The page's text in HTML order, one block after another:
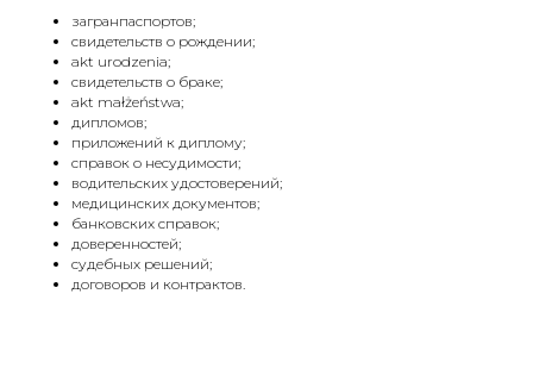
загранпаспортов;
свидетельств о рождении;
akt urodzenia;
свидетельств о браке;
akt małżeństwa;
дипломов;
приложений к диплому;
справок о несудимости;
водительских удостоверений;
медицинских документов;
банковских справок;
доверенностей;
судебных решений;
договоров и контрактов.